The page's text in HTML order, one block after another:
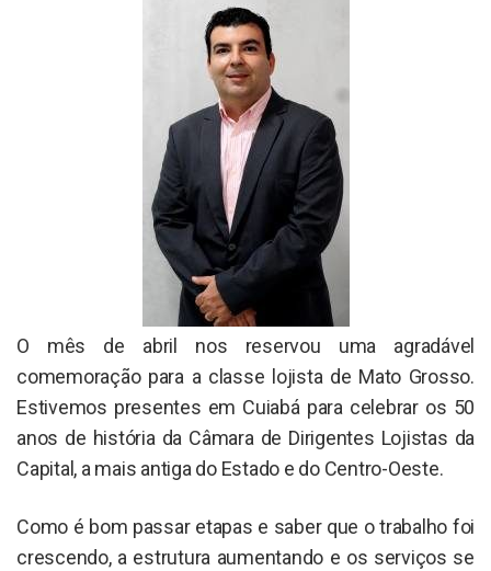
O mês de abril nos reservou uma agradável
comemoração para a classe lojista de Mato Grosso.
Estivemos presentes em Cuiabá para celebrar os 50
anos de história da Câmara de Dirigentes Lojistas da
Capital, a mais antiga do Estado e do Centro-Oeste.
Como é bom passar etapas e saber que o trabalho foi
crescendo, a estrutura aumentando e os serviços se